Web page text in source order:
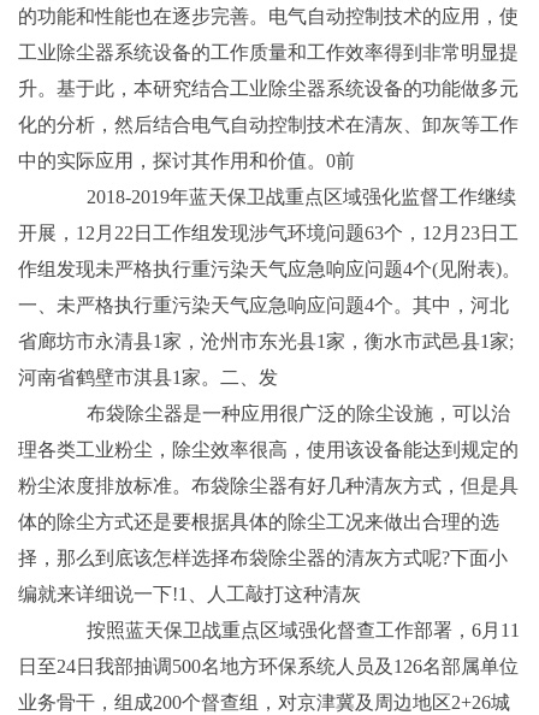
的功能和性能也在逐步完善。电气自动控制技术的应用，使
工业除尘器系统设备的工作质量和工作效率得到非常明显提
升。基于此，本研究结合工业除尘器系统设备的功能做多元
化的分析，然后结合电气自动控制技术在清灰、卸灰等工作
中的实际应用，探讨其作用和价值。0前
2018-2019年蓝天保卫战重点区域强化监督工作继续
开展，12月22日工作组发现涉气环境问题63个，12月23日工
作组发现未严格执行重污染天气应急响应问题4个(见附表)。
一、未严格执行重污染天气应急响应问题4个。其中，河北
省廊坊市永清县1家，沧州市东光县1家，衡水市武邑县1家;
河南省鹤壁市淇县1家。二、发
布袋除尘器是一种应用很广泛的除尘设施，可以治
理各类工业粉尘，除尘效率很高，使用该设备能达到规定的
粉尘浓度排放标准。布袋除尘器有好几种清灰方式，但是具
体的除尘方式还是要根据具体的除尘工况来做出合理的选
择，那么到底该怎样选择布袋除尘器的清灰方式呢?下面小
编就来详细说一下!1、人工敲打这种清灰
按照蓝天保卫战重点区域强化督查工作部署，6月11
日至24日我部抽调500名地方环保系统人员及126名部属单位
业务骨干，组成200个督查组，对京津冀及周边地区2+26城